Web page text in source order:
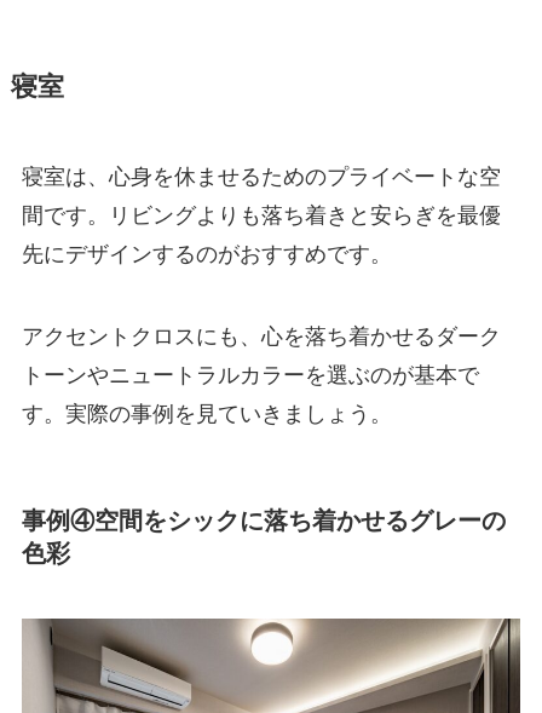
寝室
寝室は、心身を休ませるためのプライベートな空
間です。リビングよりも落ち着きと安らぎを最優
先にデザインするのがおすすめです。
アクセントクロスにも、心を落ち着かせるダーク
トーンやニュートラルカラーを選ぶのが基本で
す。実際の事例を見ていきましょう。
事例④空間をシックに落ち着かせるグレーの
色彩